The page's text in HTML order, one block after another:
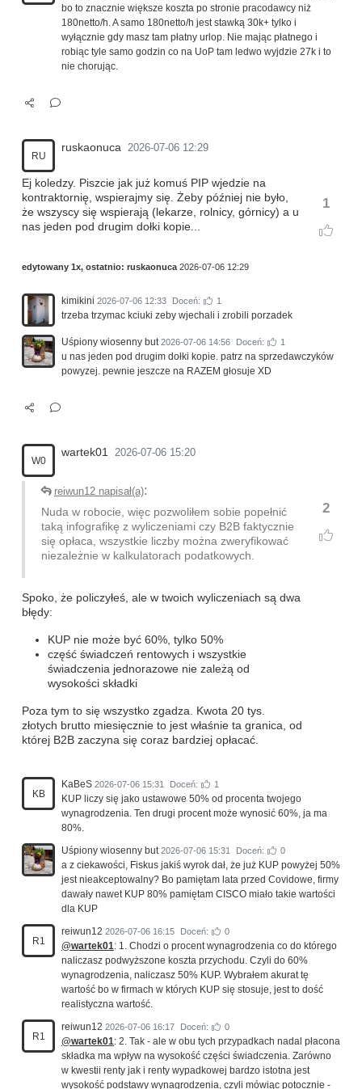
bo to znacznie większe koszta po stronie pracodawcy niż
180netto/h. A samo 180netto/h jest stawką 30k+ tylko i
wyłącznie gdy masz tam płatny urlop. Nie mając płatnego i
robiąc tyle samo godzin co na UoP tam ledwo wyjdzie 27k i to
nie chorując.
RU
ruskaonuca 2026-07-06 12:29
1
Ej koledzy. Piszcie jak już komuś PIP wjedzie na
kontraktornię, wspierajmy się. Żeby później nie było,
że wszyscy się wspierają (lekarze, rolnicy, górnicy) a u
nas jeden pod drugim dołki kopie...
edytowany 1x, ostatnio: ruskaonuca 2026-07-06 12:29
kimikini 2026-07-06 12:33 Doceń: 1
trzeba trzymac kciuki zeby wjechali i zrobili porzadek
Uśpiony wiosenny but 2026-07-06 14:56 Doceń: 1
u nas jeden pod drugim dołki kopie. patrz na sprzedawczyków
powyzej. pewnie jeszcze na RAZEM głosuje XD
W0
wartek01 2026-07-06 15:20
2
reiwun12 napisał(a):
Nuda w robocie, więc pozwoliłem sobie popełnić
taką infografikę z wyliczeniami czy B2B faktycznie
się opłaca, wszystkie liczby można zweryfikować
niezależnie w kalkulatorach podatkowych.
Spoko, że policzyłeś, ale w twoich wyliczeniach są dwa
błędy:
KUP nie może być 60%, tylko 50%
część świadczeń rentowych i wszystkie
świadczenia jednorazowe nie zależą od
wysokości składki
Poza tym to się wszystko zgadza. Kwota 20 tys.
złotych brutto miesięcznie to jest właśnie ta granica, od
której B2B zaczyna się coraz bardziej opłacać.
KB
KaBeS 2026-07-06 15:31 Doceń: 1
KUP liczy się jako ustawowe 50% od procenta twojego
wynagrodzenia. Ten drugi procent może wynosić 60%, ja ma
80%.
Uśpiony wiosenny but 2026-07-06 15:31 Doceń: 0
a z ciekawości, Fiskus jakiś wyrok dał, że już KUP powyżej 50%
jest nieakceptowalny? Bo pamiętam lata przed Covidowe, firmy
dawały nawet KUP 80% pamiętam CISCO miało takie wartości
dla KUP
R1
reiwun12 2026-07-06 16:15 Doceń: 0
@wartek01: 1. Chodzi o procent wynagrodzenia co do którego
naliczasz podwyższone koszta przychodu. Czyli do 60%
wynagrodzenia, naliczasz 50% KUP. Wybrałem akurat tę
wartość bo w firmach w których KUP się stosuje, jest to dość
realistyczna wartość.
R1
reiwun12 2026-07-06 16:17 Doceń: 0
@wartek01: 2. Tak - ale w obu tych przypadkach nadal płacona
składka ma wpływ na wysokość części świadczenia. Zarówno
w kwestii renty jak i renty wypadkowej bardzo istotna jest
wysokość podstawy wynagrodzenia, czyli mówiąc potocznie -